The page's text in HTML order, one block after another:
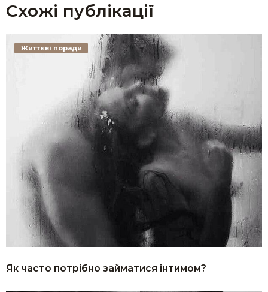
Схожі публікації
Як часто потрібно займатися інтимом?
Життєві поради